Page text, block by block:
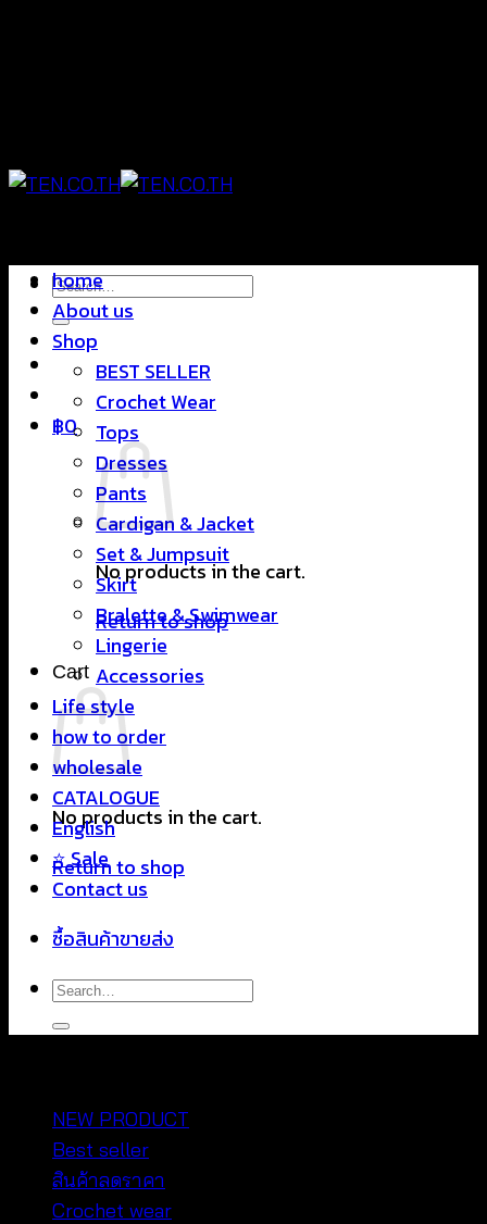
Search
for:
฿0
No products in the cart.
Return to shop
Cart
No products in the cart.
Return to shop
home
About us
Shop
BEST SELLER
Crochet Wear
Tops
Dresses
Pants
Cardigan & Jacket
Set & Jumpsuit
Skirt
Bralette & Swimwear
Lingerie
Accessories
Life style
how to order
wholesale
CATALOGUE
English
⭐ Sale
Contact us
ซื้อสินค้าขายส่ง
Search
for:
NEW PRODUCT
Best seller
สินค้าลดราคา
Crochet wear